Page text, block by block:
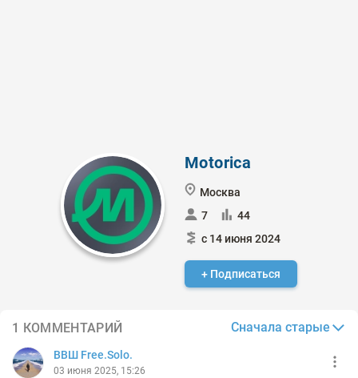
Motorica
Москва
7
44
с 14 июня 2024
+ Подписаться
1 КОММЕНТАРИЙ Сначала старые
ВВШ Free.Solo.
03 июня 2025, 15:26